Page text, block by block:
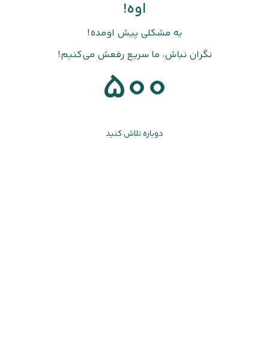
اوه!
یه مشکلی پیش اومده!
نگران نباش، ما سریع رفعش می‌کنیم!
500
دوباره تلاش کنید